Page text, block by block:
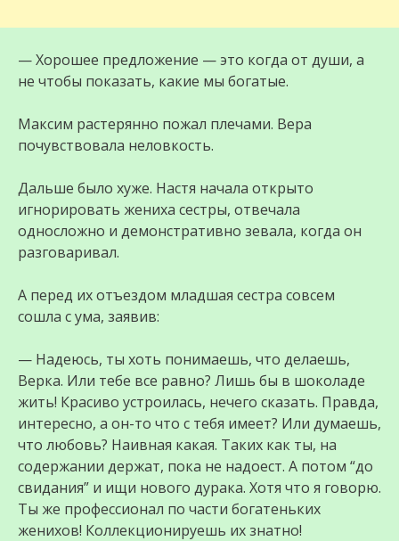
— Хорошее предложение — это когда от души, а
не чтобы показать, какие мы богатые.
Максим растерянно пожал плечами. Вера
почувствовала неловкость.
Дальше было хуже. Настя начала открыто
игнорировать жениха сестры, отвечала
односложно и демонстративно зевала, когда он
разговаривал.
А перед их отъездом младшая сестра совсем
сошла с ума, заявив:
— Надеюсь, ты хоть понимаешь, что делаешь,
Верка. Или тебе все равно? Лишь бы в шоколаде
жить! Красиво устроилась, нечего сказать. Правда,
интересно, а он-то что с тебя имеет? Или думаешь,
что любовь? Наивная какая. Таких как ты, на
содержании держат, пока не надоест. А потом “до
свидания” и ищи нового дурака. Хотя что я говорю.
Ты же профессионал по части богатеньких
женихов! Коллекционируешь их знатно!